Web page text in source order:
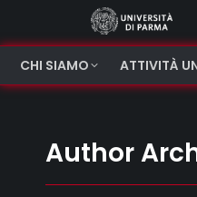
CHI SIAMO ATTIVITÀ
Author